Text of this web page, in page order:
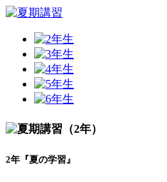
2年『夏の学習』